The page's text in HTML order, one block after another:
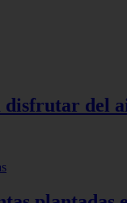
del